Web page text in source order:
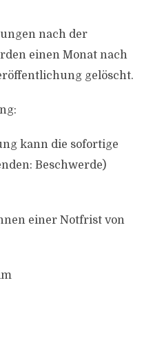
nach der
einen Monat nach
gelöscht.
kann die sofortige
Beschwerde)
einer Notfrist von